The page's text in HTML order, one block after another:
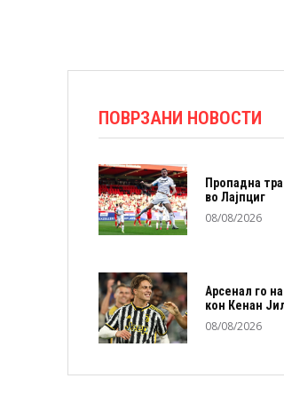
ПОВРЗАНИ НОВОСТИ
Пропадна
во Лајпциг
08/08/2026
Арсенал го
кон Кенан
08/08/2026